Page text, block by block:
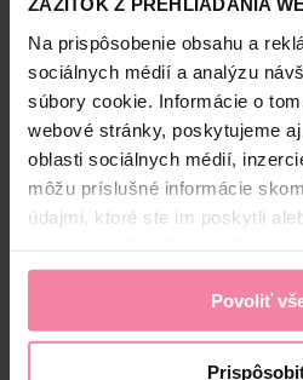
Na prispôsobenie obsahu a
sociálnych médií a analýzu
súbory cookie. Informácie o
webové stránky, poskytujeme
oblasti sociálnych médií,
môžu príslušné informácie
údajmi, ktoré ste im poskytli
Povoliť
LOR
Bezpečnosť a
High-contrast mode
Alternatívne